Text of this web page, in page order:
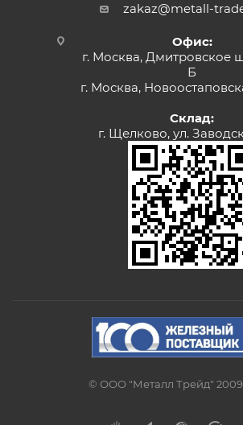
zakaz@metall-
Офис:
г. Москва, Дмитровское
Б
г. Москва,
Склад:
г. Щелково, ул.
© ООО "Металл Трейд"